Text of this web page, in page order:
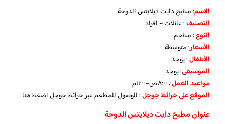
الاسم: مطبخ دايت ديلايتس الدوحة
التصنيف: عائلات – افراد
النوع :مطعم
الأسعار:متوسطة
الأطفال:يوجد
الموسيقى:يوجد
مواعيد العمل:، ٨:٠٠ص–١١:٠٠م
الموقع على خرائط جوجل: للوصول للمطعم عبر خرائط جوجلاضغط هنا
عنوان مطبخ دايت ديلايتس الدوحة